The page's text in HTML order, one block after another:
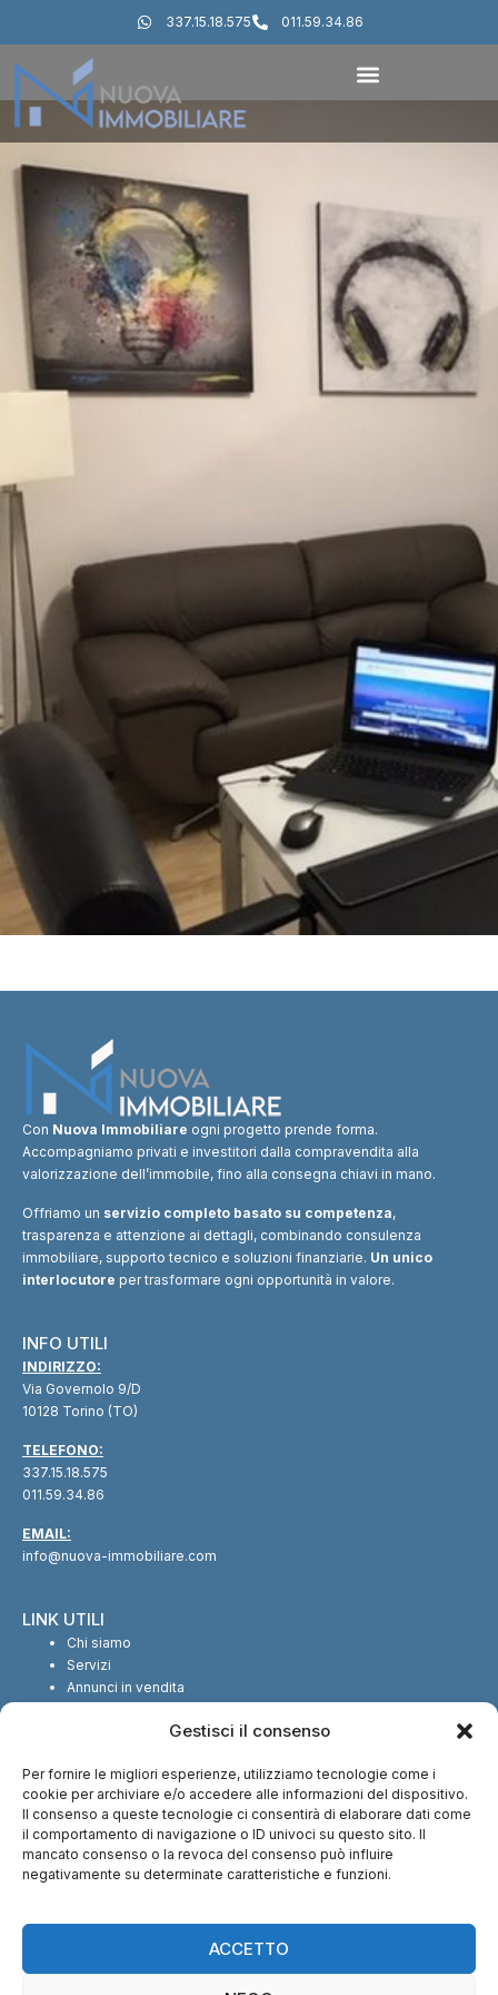
Gestisci il consenso
Per fornire le migliori esperienze, utilizziamo tecnologie come i
cookie per archiviare e/o accedere alle informazioni del dispositivo.
Il consenso a queste tecnologie ci consentirà di elaborare dati come
il comportamento di navigazione o ID univoci su questo sito. Il
mancato consenso o la revoca del consenso può influire
negativamente su determinate caratteristiche e funzioni.
ACCETTO
337.15.18.575 011.59.34.86
Con Nuova Immobiliare ogni progetto prende forma.
Accompagniamo privati e investitori dalla compravendita alla
valorizzazione dell’immobile, fino alla consegna chiavi in mano.
Offriamo un servizio completo basato su competenza,
trasparenza e attenzione ai dettagli, combinando consulenza
immobiliare, supporto tecnico e soluzioni finanziarie. Un unico
interlocutore per trasformare ogni opportunità in valore.
INFO UTILI
INDIRIZZO:
Via Governolo 9/D
10128 Torino (TO)
TELEFONO:
337.15.18.575
011.59.34.86
EMAIL:
info@nuova-immobiliare.com
LINK UTILI
Chi siamo
Servizi
Annunci in vendita
SEGUICI SUI SOCIAL
CI TROVI ANCHE SU: